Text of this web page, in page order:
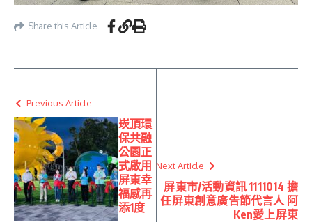
Share this Article
Previous Article
崁頂環
保共融
公園正
式啟用
屏東幸
福感再
添1度
Next Article
屏東市/活動資訊 1111014 擔
任屏東創意廣告節代言人 阿
Ken愛上屏東